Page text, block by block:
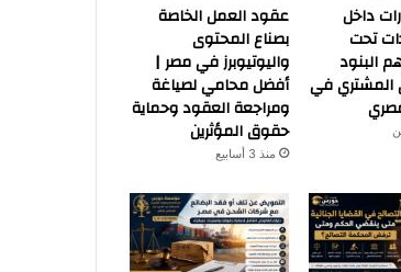
داخل
تحت
البنود
المشتري في
عقود العمل الخاصة
بصناع المحتوى
واليوتيوبرز في مصر |
أفضل محامي لصياغة
ومراجعة العقود وحماية
حقوق المؤثرين
منذ 3 أسابيع